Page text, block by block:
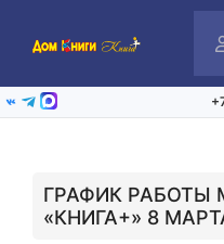
ВКонтакте
Telegram
Max
ГРАФИК РАБОТЫ
«КНИГА+» 8